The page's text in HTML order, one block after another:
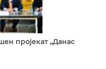
пројекат „Данас